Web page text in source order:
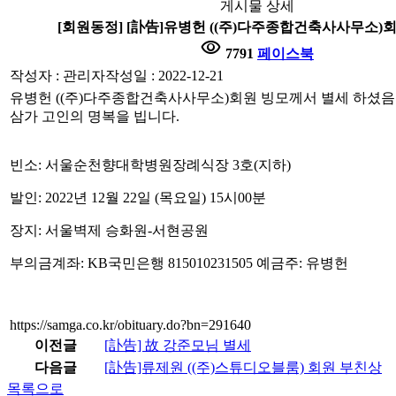
게시물 상세
[회원동정] [訃告]유병헌 ((주)다주종합건축사사무소)
visibility 7791 페이스북
작성자 : 관리자작성일 : 2022-12-21
유병헌 ((주)다주종합건축사사무소)회원 빙모께서 별세 하셨
삼가 고인의 명복을 빕니다.
빈소: 서울순천향대학병원장례식장 3호(지하)
발인: 2022년 12월 22일 (목요일) 15시00분
장지: 서울벽제 승화원-서현공원
부의금계좌: KB국민은행 815010231505 예금주: 유병헌
https://samga.co.kr/obituary.do?bn=291640
이전글
[訃告] 故 강준모님 별세
다음글
[訃告]류제원 ((주)스튜디오블룸) 회원 부친상
목록으로